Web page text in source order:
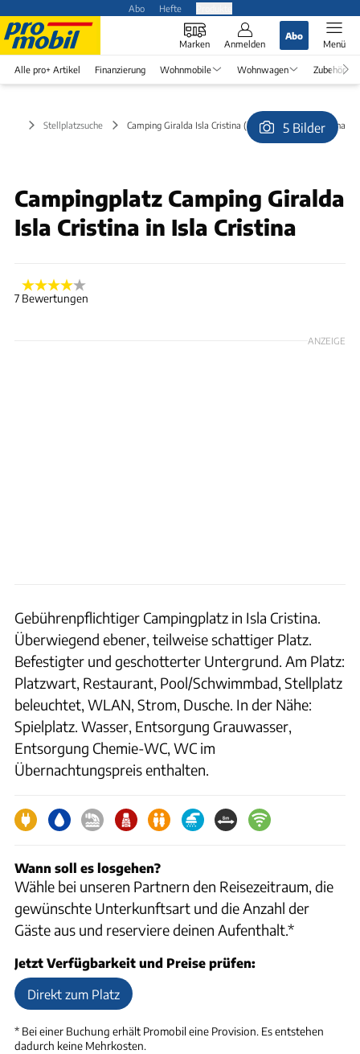
Abo Hefte
Marken Anmelden
Abo
Menü
Alle pro+ Artikel Finanzierung Wohnmobile Wohnwagen Zubehör
Stellplatzsuche Camping Giralda Isla Cristina (kostenlos) in Isla Cristina
5 Bilder
Campingplatz Camping Giralda
Isla Cristina in Isla Cristina
7 Bewertungen
ANZEIGE
Gebührenpflichtiger Campingplatz in Isla Cristina.
Überwiegend ebener, teilweise schattiger Platz.
Befestigter und geschotterter Untergrund. Am Platz:
Platzwart, Restaurant, Pool/Schwimmbad, Stellplatz
beleuchtet, WLAN, Strom, Dusche. In der Nähe:
Spielplatz. Wasser, Entsorgung Grauwasser,
Entsorgung Chemie-WC, WC im
Übernachtungspreis enthalten.
Wann soll es losgehen?
Wähle bei unseren Partnern den Reisezeitraum, die
gewünschte Unterkunftsart und die Anzahl der
Gäste aus und reserviere deinen Aufenthalt.*
Jetzt Verfügbarkeit und Preise prüfen:
Direkt zum Platz
* Bei einer Buchung erhält Promobileine Provision. Es entstehen
dadurch keine Mehrkosten.